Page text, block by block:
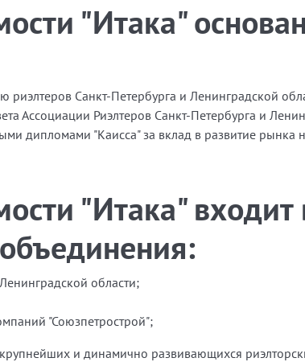
"Итака"
Санкт-Петербурга и Ленинградской
Ассоциации Риэлтеров Санкт-Петербурга и
дипломами "Каисса" за вклад в развитие рынка
"Итака" входит
области;
"Союзпетрострой";
и динамично развивающихся